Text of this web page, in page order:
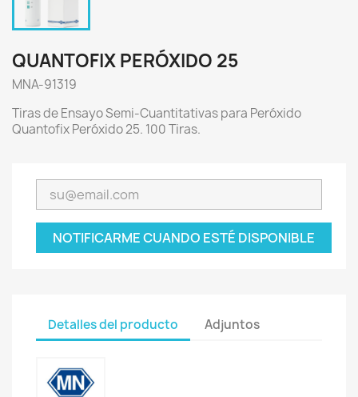
QUANTOFIX PERÓXIDO 25
MNA-91319
Tiras de Ensayo Semi-Cuantitativas para Peróxido
Quantofix Peróxido 25. 100 Tiras.
NOTIFICARME CUANDO ESTÉ DISPONIBLE
Detalles del producto Adjuntos